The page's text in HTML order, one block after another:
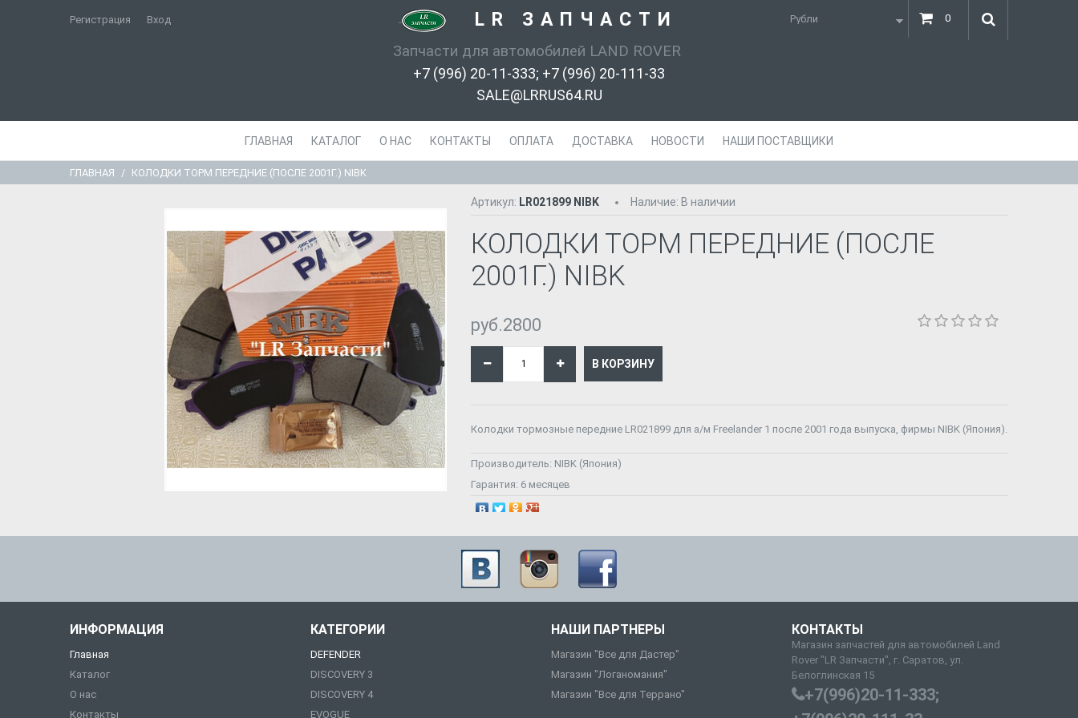
Регистрация Вход - LR ЗАПЧАСТИ
Запчасти для автомобилей LAND ROVER
+7 (996) 20-11-333; +7 (996) 20-111-33
SALE@LRRUS64.RU
0
ГЛАВНАЯ КАТАЛОГ О НАС КОНТАКТЫ ОПЛАТА ДОСТАВКА НОВОСТИ НАШИ ПОСТАВЩИКИ
ГЛАВНАЯ КОЛОДКИ ТОРМ ПЕРЕДНИЕ (ПОСЛЕ 2001Г.) NIBK
Артикул: LR021899 NIBK Наличие: В наличии
КОЛОДКИ ТОРМ ПЕРЕДНИЕ (ПОСЛЕ
2001Г.) NIBK
руб.2800
Колодки тормозные передние LR021899 для а/м Freelander 1 после 2001 года выпуска, фирмы NIBK (Япония).
Производитель: NIBK (Япония)
Гарантия: 6 месяцев
ИНФОРМАЦИЯ
Главная
Каталог
О нас
Контакты
КАТЕГОРИИ
DEFENDER
DISCOVERY 3
DISCOVERY 4
EVOGUE
НАШИ ПАРТНЕРЫ
Магазин "Все для Дастер"
Магазин "Логаномания"
Магазин "Все для Террано"
КОНТАКТЫ
Магазин запчастей для автомобилей Land
Rover "LR Запчасти", г. Саратов, ул.
Белоглинская 15
+7(996)20-11-333;